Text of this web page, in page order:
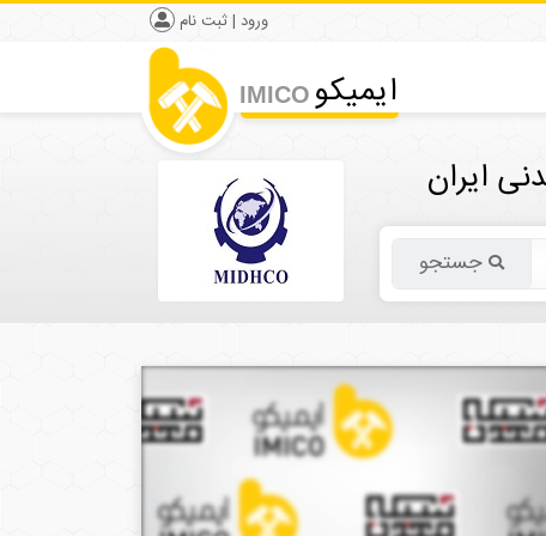
ورود | ثبت نام
ایمیکو IMICO
ایران
جستجو